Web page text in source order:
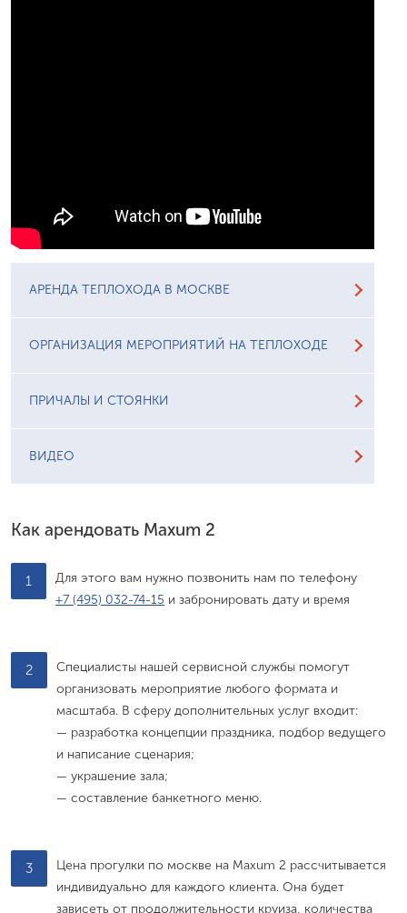
АРЕНДА ТЕПЛОХОДА В МОСКВЕ
ОРГАНИЗАЦИЯ МЕРОПРИЯТИЙ НА ТЕПЛОХОДЕ
ПРИЧАЛЫ И СТОЯНКИ
ВИДЕО
Как арендовать Maxum 2
1
Для этого вам нужно позвонить нам по телефону
+7 (495) 032-74-15 и забронировать дату и время
2
Специалисты нашей сервисной службы помогут
организовать мероприятие любого формата и
масштаба. В сферу дополнительных услуг входит:
— разработка концепции праздника, подбор ведущего
и написание сценария;
— украшение зала;
— составление банкетного меню.
3
Цена прогулки по москве на Maxum 2 рассчитывается
индивидуально для каждого клиента. Она будет
зависеть от продолжительности круиза, количества